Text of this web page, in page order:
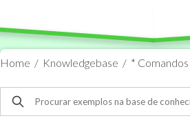
Home / Knowledgebase / * Comandos